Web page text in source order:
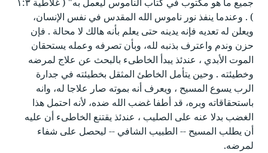
) . وعندما ينفذ نور ناموس الله المقدس في نفس الإنسان،
ويعلن له تعديه فإنه يدينه حتى يعلم بأنه هالك لا محالة . فإن
حزن وندم واعترف بذنبه لله، وبأن تصرفه وعمله يستحقان
الموت الأبدي ، عندئذ يبدأ الخاطىء بالبحث عن علاج لمرضه
وخطيئته . وحين يتأمل الخاطئ المثقل بخطيئته في جدارة
الرب يسوع المسيح ، ويعرف أنه بموته صار علاجا له، وانه
باستحقاقاته وبره، قد أطفا غضب الله ضده، لأنه احتمل هذا
الغضب بدلا عنه على الصليب ، عندئذ يقتنع الخاطىء أن عليه
أن يطلب المسيح -- الطبيب الشافي -- ليحصل على شفاء
لمرضه.